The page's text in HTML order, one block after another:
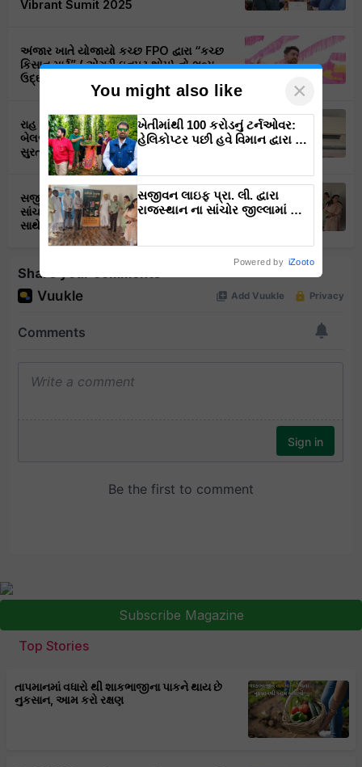
Vibrant Sumit 2025
અંજાર ખાતે યોજાયો કચ્છ FPO દ્વારા “કચ્છ
કિસાન માર્ટ” ( એગ્રી ઇનપુટ શોપ) નો ભવ્ય
ઉદ્ઘાટન સમારોહ
રાહ ફાર્મા પ્રોડ્યુસર કંપનીના અધ્યક્ષ તારાચંદ
બેલજી એ એશિયા ડોન-બાયો કેરના બારડોલી,
સુરત, ગુજરાત ઉત્પાદન ક્ષેત્રની મુલાકાત લીધી.
સજીવન લાઇફ પ્રા. લી. દ્વારા રાજસ્થાન ના
સાંચોર જીલ્લામાં માં નવા પ્રોજેક્ટ ના શુભારંભ
સાથે પ્રોજેક્ટ ઓફિસનું ઉદ્ઘાટન.
Share your comments
Subscribe Magazine
Top Stories
તાપમાનમાં વધારો થી શાકભાજીના પાકને થાય છે
નુકસાન, આમ કરો રક્ષણ
You might also like ×
ખેતીમાંથી 100 કરોડનું ટર્નઓવર:
હેલિકોપ્ટર પછી હવે વિમાન દ્વારા કૃષિ
સજીવન લાઇફ પ્રા. લી. દ્વારા
રાજસ્થાન ના સાંચોર જીલ્લામાં માં
Powered by iZooto